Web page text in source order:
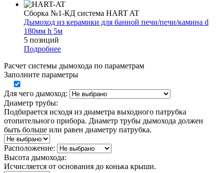
Сборка №1-КД система HART AT
Дымоход из керамики для банной печи/печи/камина d
180мм h 5м
5 позиций
Подробнее
Расчет системы дымохода по параметрам
Заполните параметры
Для чего дымоход:
Диаметр трубы:
Подбирается исходя из диаметра выходного патрубка
отопительного прибора. Диаметр трубы дымохода должен
быть больше или равен диаметру патрубка.
Расположение:
Высота дымохода:
Исчисляется от основания до конька крыши.